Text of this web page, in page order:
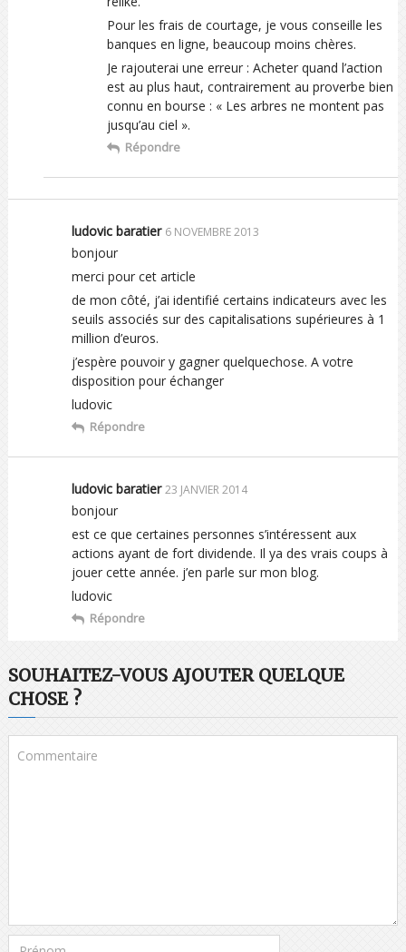
Pour les frais de courtage, je vous conseille les
banques en ligne, beaucoup moins chères.
Je rajouterai une erreur : Acheter quand l’action
est au plus haut, contrairement au proverbe bien
connu en bourse : « Les arbres ne montent pas
jusqu’au ciel ».
Répondre
ludovic baratier 6 NOVEMBRE 2013
bonjour
merci pour cet article
de mon côté, j’ai identifié certains indicateurs avec les
seuils associés sur des capitalisations supérieures à 1
million d’euros.
j’espère pouvoir y gagner quelquechose. A votre
disposition pour échanger
ludovic
Répondre
ludovic baratier 23 JANVIER 2014
bonjour
est ce que certaines personnes s’intéressent aux
actions ayant de fort dividende. Il ya des vrais coups à
jouer cette année. j’en parle sur mon blog.
ludovic
Répondre
SOUHAITEZ-VOUS AJOUTER QUELQUE
CHOSE ?